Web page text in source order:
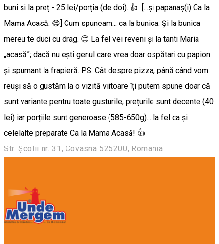
buni și la preț - 25 lei/porția (de doi). 👍 [...și papanaș(i) Ca la
Mama Acasă. 😋] Cum spuneam... ca la bunica. Şi la bunica
mereu te duci cu drag. 😊 La fel vei reveni și la tanti Maria
„acasă”; dacă nu ești genul care vrea doar ospătari cu papion
și spumant la frapieră. P.S. Cât despre pizza, până când vom
reuși să o gustăm la o vizită viitoare îți putem spune doar că
sunt variante pentru toate gusturile, prețurile sunt decente (40
lei) iar porțiile sunt generoase (585-650g)... la fel ca și
celelalte preparate Ca la Mama Acasă! 👍
Str. Şcolii nr. 31, Covasna 525200, România